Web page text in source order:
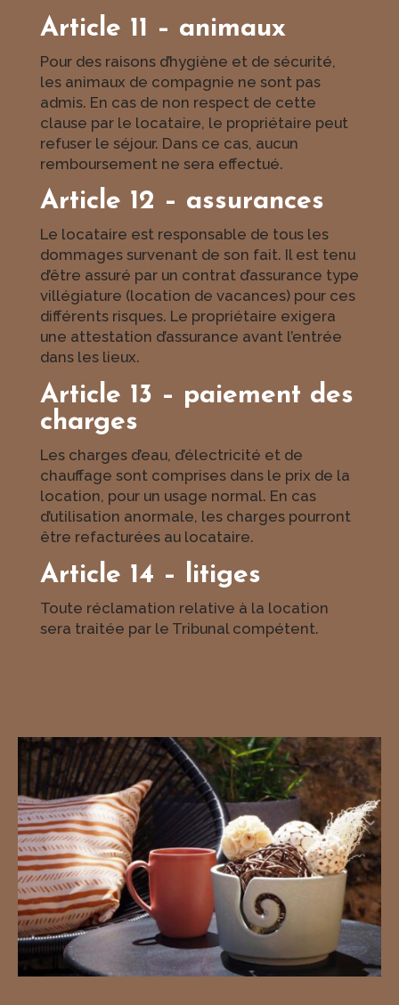
Article 11 – animaux
Pour des raisons d’hygiène et de sécurité,
les animaux de compagnie ne sont pas
admis. En cas de non respect de cette
clause par le locataire, le propriétaire peut
refuser le séjour. Dans ce cas, aucun
remboursement ne sera effectué.
Article 12 – assurances
Le locataire est responsable de tous les
dommages survenant de son fait. Il est tenu
d’être assuré par un contrat d’assurance type
villégiature (location de vacances) pour ces
différents risques. Le propriétaire exigera
une attestation d’assurance avant l’entrée
dans les lieux.
Article 13 – paiement des
charges
Les charges d’eau, d’électricité et de
chauffage sont comprises dans le prix de la
location, pour un usage normal. En cas
d’utilisation anormale, les charges pourront
être refacturées au locataire.
Article 14 – litiges
Toute réclamation relative à la location
sera traitée par le Tribunal compétent.